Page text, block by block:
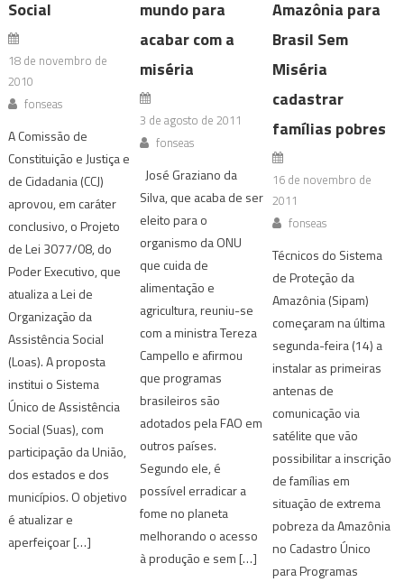
Social
18 de novembro de
2010
fonseas
A Comissão de
Constituição e Justiça e
de Cidadania (CCJ)
aprovou, em caráter
conclusivo, o Projeto
de Lei 3077/08, do
Poder Executivo, que
atualiza a Lei de
Organização da
Assistência Social
(Loas). A proposta
institui o Sistema
Único de Assistência
Social (Suas), com
participação da União,
dos estados e dos
municípios. O objetivo
é atualizar e
aperfeiçoar […]
mundo para
acabar com a
miséria
3 de agosto de 2011
fonseas
José Graziano da
Silva, que acaba de ser
eleito para o
organismo da ONU
que cuida de
alimentação e
agricultura, reuniu-se
com a ministra Tereza
Campello e afirmou
que programas
brasileiros são
adotados pela FAO em
outros países.
Segundo ele, é
possível erradicar a
fome no planeta
melhorando o acesso
à produção e sem […]
Amazônia para
Brasil Sem
Miséria
cadastrar
famílias pobres
16 de novembro de
2011
fonseas
Técnicos do Sistema
de Proteção da
Amazônia (Sipam)
começaram na última
segunda-feira (14) a
instalar as primeiras
antenas de
comunicação via
satélite que vão
possibilitar a inscrição
de famílias em
situação de extrema
pobreza da Amazônia
no Cadastro Único
para Programas